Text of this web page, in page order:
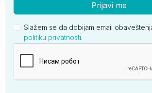
Prijavi me
Slažem se da dobijam email
politiku privatnosti.